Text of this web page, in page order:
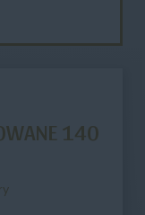
140